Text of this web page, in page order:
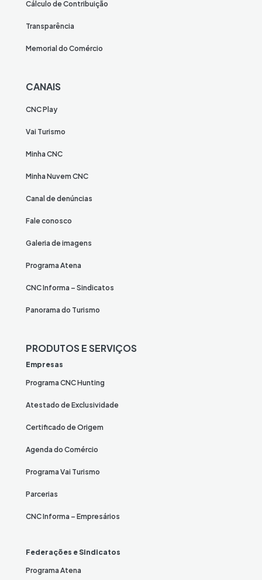
Cálculo de Contribuição
Transparência
Memorial do Comércio
CANAIS
CNC Play
Vai Turismo
Minha CNC
Minha Nuvem CNC
Canal de denúncias
Fale conosco
Galeria de imagens
Programa Atena
CNC Informa – Sindicatos
Panorama do Turismo
PRODUTOS E SERVIÇOS
Empresas
Programa CNC Hunting
Atestado de Exclusividade
Certificado de Origem
Agenda do Comércio
Programa Vai Turismo
Parcerias
CNC Informa – Empresários
Federações e Sindicatos
Programa Atena